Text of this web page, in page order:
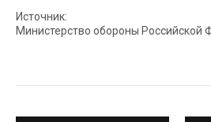
Источник:
Министерство обороны Российской